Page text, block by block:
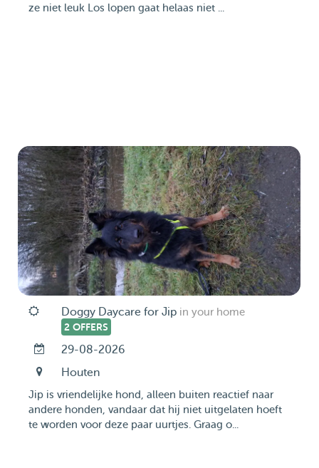
ze niet leuk Los lopen gaat helaas niet ...
Doggy Daycare for Jip in your home
2 OFFERS
29-08-2026
Houten
Jip is vriendelijke hond, alleen buiten reactief naar
andere honden, vandaar dat hij niet uitgelaten hoeft
te worden voor deze paar uurtjes. Graag o...